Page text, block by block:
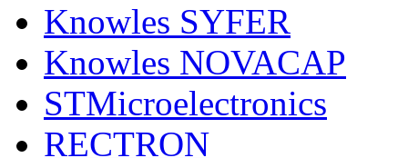
Knowles SYFER
Knowles NOVACAP
STMicroelectronics
RECTRON